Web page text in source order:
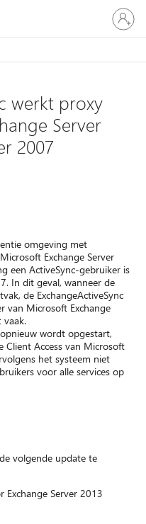
Meld
je
aan
je
werkt proxy
Server
2007
omgeving met
Exchange Server
een ActiveSync-gebruiker is
In dit geval, wanneer de
de ExchangeActiveSync
van Microsoft Exchange
vaak.
wordt opgestart,
Access van Microsoft
het systeem niet
voor alle services op
volgende update te
Server 2013